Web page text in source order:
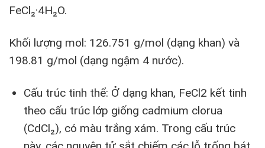
FeCl₂·4H₂O.
Khối lượng mol: 126.751 g/mol (dạng khan) và
198.81 g/mol (dạng ngậm 4 nước).
Cấu trúc tinh thể: Ở dạng khan, FeCl2 kết tinh
theo cấu trúc lớp giống cadmium clorua
(CdCl₂), có màu trắng xám. Trong cấu trúc